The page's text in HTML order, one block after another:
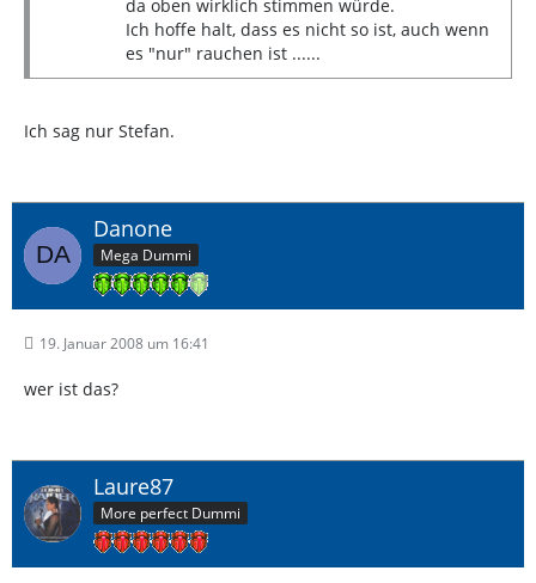
da oben wirklich stimmen würde.
Ich hoffe halt, dass es nicht so ist, auch wenn
es "nur" rauchen ist ......
Ich sag nur Stefan.
Danone
Mega Dummi
19. Januar 2008 um 16:41
wer ist das?
Laure87
More perfect Dummi